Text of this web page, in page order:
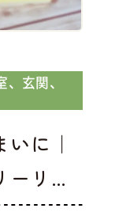
玄関
に｜
ーリ...